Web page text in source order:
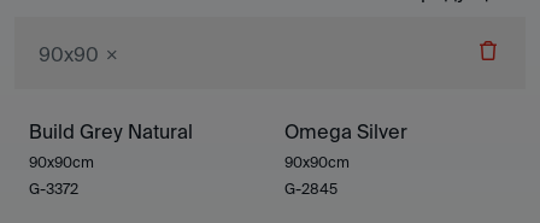
90x90
Build Grey Natural
90x90cm
G-3372
Omega Silver
90x90cm
G-2845